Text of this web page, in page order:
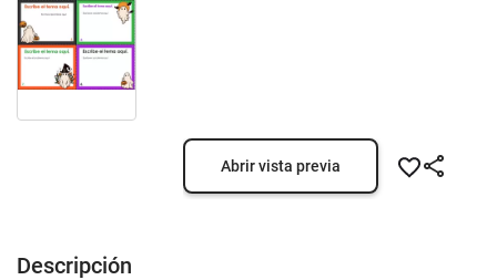
Abrir vista previa
Descripción